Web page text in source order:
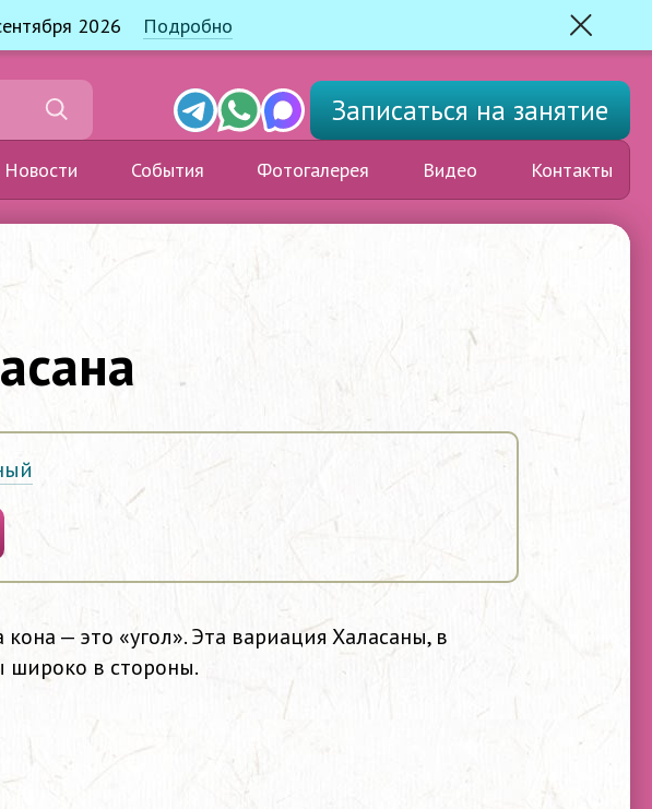
2026
Подробно
Закрыть
TelegramWhats'app
Max Записатьсяна занятие
Новости События Фотогалерея Видео Контакты
кона — это «угол». Эта вариация Халасаны, в
широко в стороны.